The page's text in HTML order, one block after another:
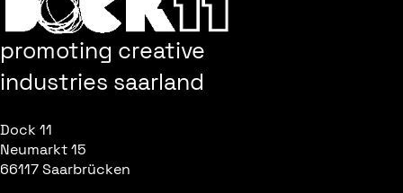
promoting creative
industries saarland
Dock 11
Neumarkt 15
66117 Saarbrücken